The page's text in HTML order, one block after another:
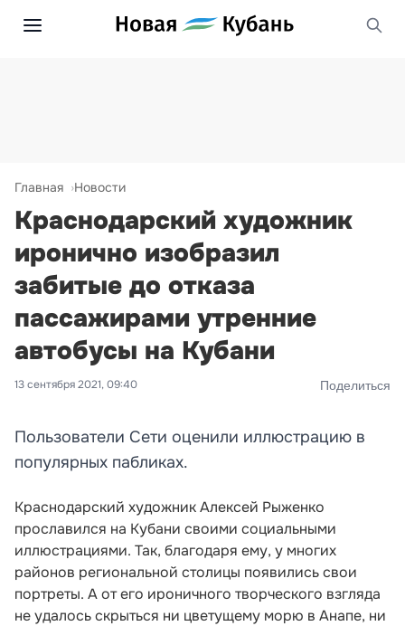
Главная Новости
Краснодарский художник
иронично изобразил
забитые до отказа
пассажирами утренние
автобусы на Кубани
13 сентября 2021, 09:40 Поделиться
Пользователи Сети оценили иллюстрацию в
популярных пабликах.
Краснодарский художник Алексей Рыженко
прославился на Кубани своими социальными
иллюстрациями. Так, благодаря ему, у многих
районов региональной столицы появились свои
портреты. А от его ироничного творческого взгляда
не удалось скрыться ни цветущему морю в Анапе, ни